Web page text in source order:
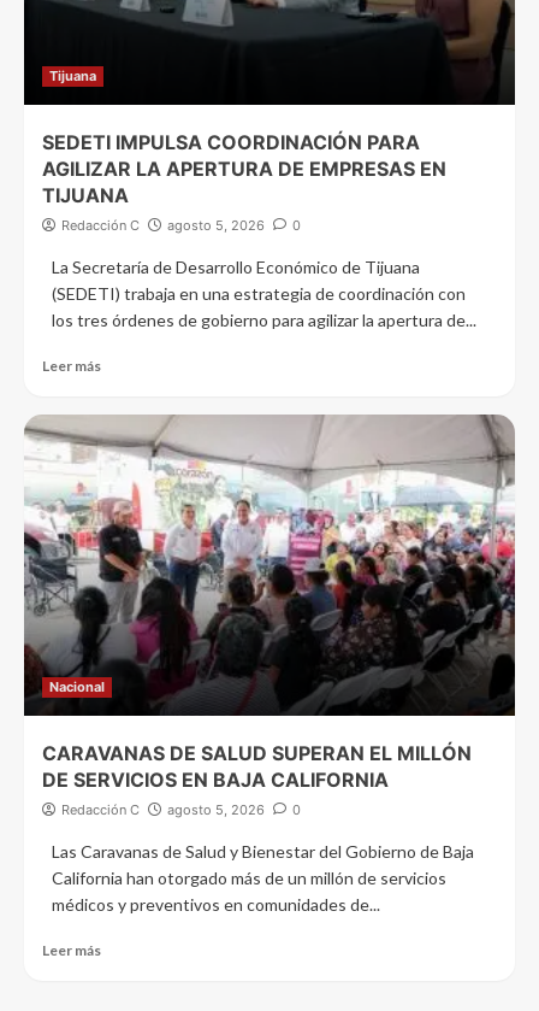
Tijuana
SEDETI IMPULSA COORDINACIÓN PARA
AGILIZAR LA APERTURA DE EMPRESAS EN
TIJUANA
Redacción C agosto 5, 2026 0
La Secretaría de Desarrollo Económico de Tijuana
(SEDETI) trabaja en una estrategia de coordinación con
los tres órdenes de gobierno para agilizar la apertura de...
Leer más
Nacional
CARAVANAS DE SALUD SUPERAN EL MILLÓN
DE SERVICIOS EN BAJA CALIFORNIA
Redacción C agosto 5, 2026 0
Las Caravanas de Salud y Bienestar del Gobierno de Baja
California han otorgado más de un millón de servicios
médicos y preventivos en comunidades de...
Leer más